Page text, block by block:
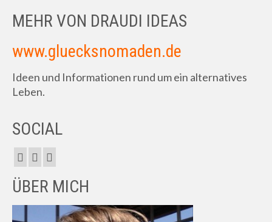
MEHR VON DRAUDI IDEAS
www.gluecksnomaden.de
Ideen und Informationen rund um ein alternatives
Leben.
SOCIAL
ÜBER MICH